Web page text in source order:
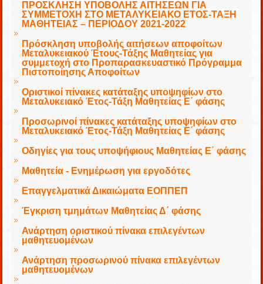
ΠΡΟΣΚΛΗΣΗ ΥΠΟΒΟΛΗΣ ΑΙΤΗΣΕΩΝ ΓΙΑ
ΣΥΜΜΕΤΟΧΗ ΣΤΟ ΜΕΤΑΛΥΚΕΙΑΚΟ ΕΤΟΣ-ΤΑΞΗ
ΜΑΘΗΤΕΙΑΣ – ΠΕΡΙΟΔΟΥ 2021-2022
Πρόσκληση υποβολής αιτήσεων αποφοίτων
Μεταλυκειακού Έτους-Τάξης Μαθητείας για
συμμετοχή στο Προπαρασκευαστικό Πρόγραμμα
Πιστοποίησης Αποφοίτων
Οριστικοί πίνακες κατάταξης υποψηφίων στο
Μεταλυκειακό Έτος-Τάξη Μαθητείας Ε΄ φάσης
Προσωρινοί πίνακες κατάταξης υποψηφίων στο
Μεταλυκειακό Έτος-Τάξη Μαθητείας Ε΄ φάσης
Οδηγίες για τους υποψήφιους Μαθητείας Ε΄ φάσης
Μαθητεία - Ενημέρωση για εργοδότες
Επαγγελματικά Δικαιώματα ΕΟΠΠΕΠ
Έγκριση τμημάτων Μαθητείας Δ΄ φάσης
Ανάρτηση οριστικού πίνακα επιλεγέντων
μαθητευομένων
Ανάρτηση προσωρινού πίνακα επιλεγέντων
μαθητευομένων